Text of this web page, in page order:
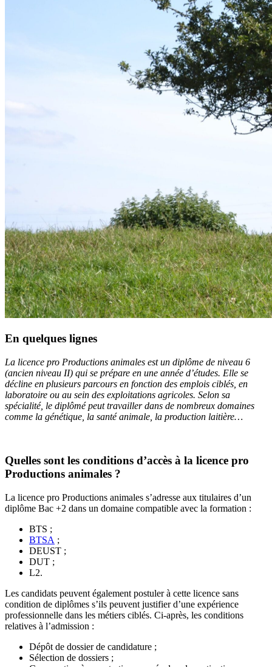
En quelques lignes
La licence pro Productions animales est un diplôme de niveau 6
(ancien niveau II) qui se prépare en une année d’études. Elle se
décline en plusieurs parcours en fonction des emplois ciblés, en
laboratoire ou au sein des exploitations agricoles. Selon sa
spécialité, le diplômé peut travailler dans de nombreux domaines
comme la génétique, la santé animale, la production laitière…
Quelles sont les conditions d’accès à la licence pro
Productions animales ?
La licence pro Productions animales s’adresse aux titulaires d’un
diplôme Bac +2 dans un domaine compatible avec la formation :
BTS ;
BTSA ;
DEUST ;
DUT ;
L2.
Les candidats peuvent également postuler à cette licence sans
condition de diplômes s’ils peuvent justifier d’une expérience
professionnelle dans les métiers ciblés. Ci-après, les conditions
relatives à l’admission :
Dépôt de dossier de candidature ;
Sélection de dossiers ;